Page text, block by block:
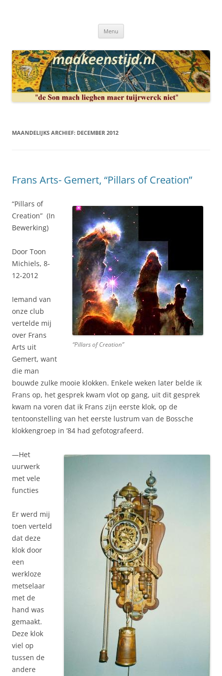
uurwerkmaker, te bewerkstellen.
Menu
MAANDELIJKS ARCHIEF: DECEMBER 2012
Frans Arts- Gemert, “Pillars of Creation”
“Pillars of Creation”
“Pillars of
Creation” (In
Bewerking)
Door Toon
Michiels, 8-
12-2012
Iemand van
onze club
vertelde mij
over Frans
Arts uit
Gemert, want
die man
bouwde zulke mooie klokken. Enkele weken later belde ik
Frans op, het gesprek kwam vlot op gang, uit dit gesprek
kwam na voren dat ik Frans zijn eerste klok, op de
tentoonstelling van het eerste lustrum van de Bossche
klokkengroep in ’84 had gefotografeerd.
—Het
uurwerk
met vele
functies
Er werd mij
toen verteld
dat deze
klok door
een
werkloze
metselaar
met de
hand was
gemaakt.
Deze klok
viel op
tussen de
andere